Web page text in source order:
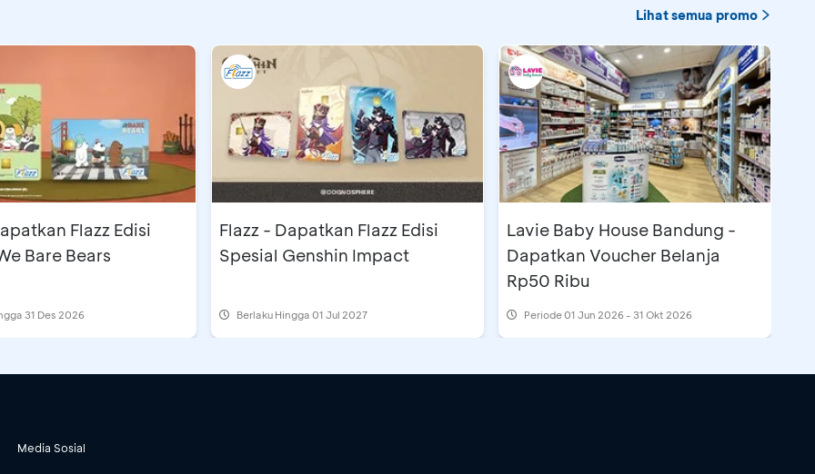
Lihat semua promo
Flazz Edisi
Bare Bears
31 Des 2026
Flazz - Dapatkan Flazz Edisi
Spesial Genshin Impact
Berlaku Hingga 01 Jul 2027
Lavie Baby House Bandung -
Dapatkan Voucher Belanja
Rp50 Ribu
Periode01 Jun 2026 - 31 Okt 2026
Media Sosial